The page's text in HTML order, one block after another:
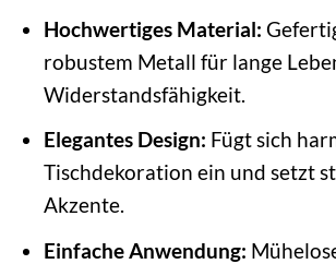
Hochwertiges Material:
robustem Metall für lange
Widerstandsfähigkeit.
Elegantes Design: Fügt sich
Tischdekoration ein und setzt
Akzente.
Einfache Anwendung: